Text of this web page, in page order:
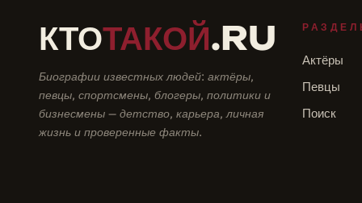
КТОТАКОЙ.RU
Биографии известных людей: актёры,
певцы, спортсмены, блогеры, политики и
бизнесмены — детство, карьера, личная
жизнь и проверенные факты.
Актёры
Певцы
Поиск